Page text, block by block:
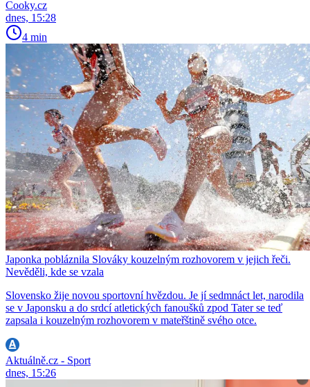
Cooky.cz
dnes, 15:28
4 min
Japonka pobláznila Slováky kouzelným rozhovorem v jejich řeči.
Nevěděli, kde se vzala
Slovensko žije novou sportovní hvězdou. Je jí sedmnáct let, narodila
se v Japonsku a do srdcí atletických fanoušků zpod Tater se teď
zapsala i kouzelným rozhovorem v mateřštině svého otce.
Aktuálně.cz - Sport
dnes, 15:26